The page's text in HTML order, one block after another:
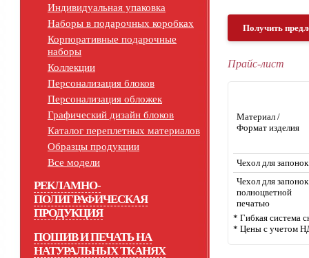
Индивидуальная упаковка
Наборы в подарочных коробках
Корпоративные подарочные
наборы
Коллекции
Персонализация блоков
Персонализация обложек
Графический дизайн блоков
Каталог переплетных материалов
Образцы продукции
Все модели
РЕКЛАМНО-
ПОЛИГРАФИЧЕСКАЯ
ПРОДУКЦИЯ
ПОШИВ И ПЕЧАТЬ НА
НАТУРАЛЬНЫХ ТКАНЯХ
Получить
Прайс-лист
Материал /
Формат изделия
Чехол для
Чехол для
полноцветной
печатью
* Гибкая система
* Цены с учетом